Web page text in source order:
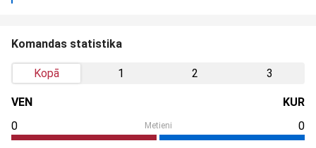
Komandas statistika
Kopā 1 2 3
VEN
KUR
0
Metieni 0